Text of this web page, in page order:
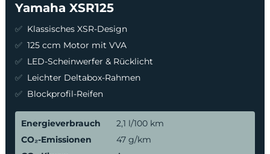
Yamaha XSR125
Klassisches XSR-Design
125 ccm Motor mit VVA
LED-Scheinwerfer & Rücklicht
Leichter Deltabox-Rahmen
Blockprofil-Reifen
Energieverbrauch
2,1 l/100 km
CO₂-Emissionen
47 g/km